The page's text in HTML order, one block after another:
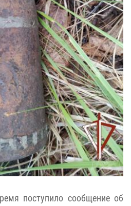
поступило сообщение об